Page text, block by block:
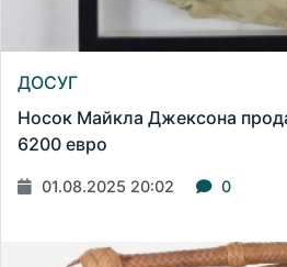
ДОСУГ
Носок Майкла Джексона
6200 евро
01.08.2025 20:02 0